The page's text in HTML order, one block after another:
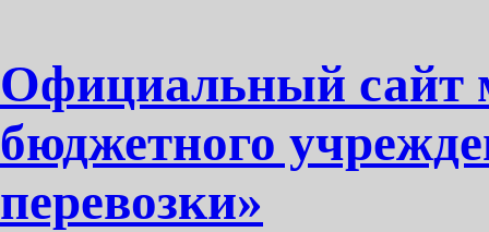
Официальный сайт
бюджетного
перевозки»